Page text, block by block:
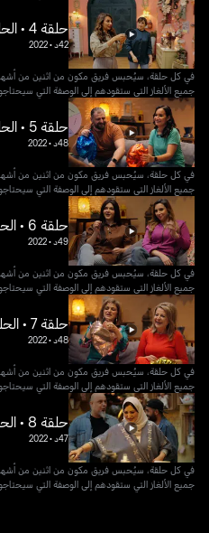
حلقة 4 • الحلقة 4
42د •
2022
في كل حلقة، سيُحبس فريق مكون من اثنين من
جميع الألغاز التي ستقودهم إلى الوصفة التي
حلقة 5 • الحلقة 5
48د •
2022
في كل حلقة، سيُحبس فريق مكون من اثنين من
جميع الألغاز التي ستقودهم إلى الوصفة التي
حلقة 6 • الحلقة 6
49د •
2022
في كل حلقة، سيُحبس فريق مكون من اثنين من
جميع الألغاز التي ستقودهم إلى الوصفة التي
حلقة 7 • الحلقة 7
48د •
2022
في كل حلقة، سيُحبس فريق مكون من اثنين من
جميع الألغاز التي ستقودهم إلى الوصفة التي
حلقة 8 • الحلقة 8
47د •
2022
في كل حلقة، سيُحبس فريق مكون من اثنين من
جميع الألغاز التي ستقودهم إلى الوصفة التي